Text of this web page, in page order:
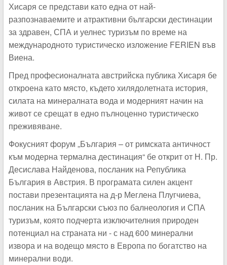
Хисаря се представи като една от най-
разпознаваемите и атрактивни български дестинации
за здравен, СПА и уелнес туризъм по време на
международното туристическо изложение FERIEN във
Виена.
Пред професионалната австрийска публика Хисаря бе
откроена като място, където хилядолетната история,
силата на минералната вода и модерният начин на
живот се срещат в едно пълноценно туристическо
преживяване.
Фокусният форум „България – от римската античност
към модерна термална дестинация“ бе открит от Н. Пр.
Десислава Найденова, посланик на Република
България в Австрия. В програмата силен акцент
постави презентацията на д-р Меглена Плугчиева,
посланик на Български съюз по балнеология и СПА
туризъм, която подчерта изключителния природен
потенциал на страната ни - с над 600 минерални
извора и на водещо място в Европа по богатство на
минерални води.